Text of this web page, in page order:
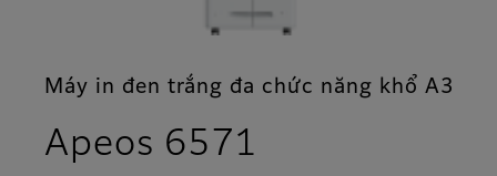
Máy in đen trắng đa chức năng khổ A3
Apeos 6571